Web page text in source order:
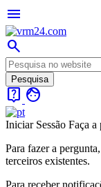
menu
search
live_help face
Iniciar Sessão Faça a
Para fazer a
terceiros existentes.
Para receber